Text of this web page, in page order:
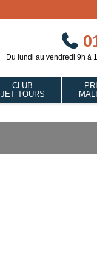
Du lundi au vendredi 9h à
CLUB
JET TOURS